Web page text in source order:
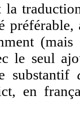
la
le seul
substantif
en